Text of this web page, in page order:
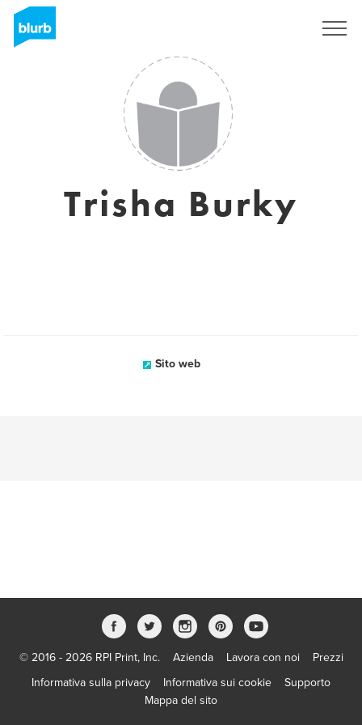
Trisha Burky
Sito web
© 2016 - 2026 RPI Print, Inc. Azienda Lavora con noi
Prezzi
Informativa sulla privacy
Informativa sui cookie
Supporto
Mappa del sito